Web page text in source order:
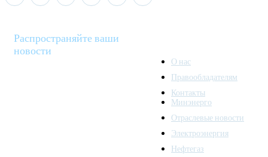
Распространяйте ваши
новости
О нас
Правообладателям
Контакты
Минэнерго
Отраслевые новости
Электроэнергия
Нефтегаз